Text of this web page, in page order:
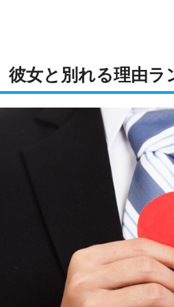
彼女と別れる理由